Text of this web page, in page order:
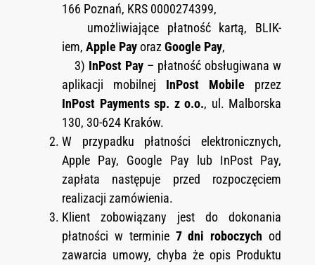
166 Poznań, KRS 0000274399,
umożliwiające płatność kartą, BLIK-
iem, Apple Payoraz Google Pay,
3) InPost Pay – płatność obsługiwana w
aplikacji mobilnej InPost Mobile przez
InPost Payments sp. z o.o., ul. Malborska
130, 30-624 Kraków.
W przypadku płatności elektronicznych,
Apple Pay, Google Pay lub InPost Pay,
zapłata następuje przed rozpoczęciem
realizacji zamówienia.
Klient zobowiązany jest do dokonania
płatności w terminie 7 dni roboczych od
zawarcia umowy, chyba że opis Produktu